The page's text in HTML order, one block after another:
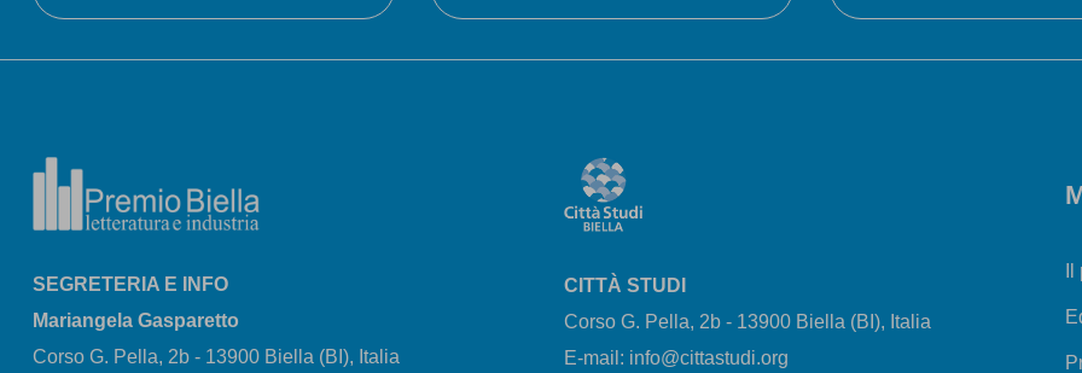
SEGRETERIA E INFO
Mariangela Gasparetto
Corso G. Pella, 2b - 13900 Biella (BI), Italia
CITTÀ STUDI
Corso G. Pella, 2b - 13900 Biella (BI), Italia
E-mail: info@cittastudi.org